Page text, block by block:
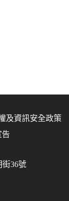
及資訊安全政策
告
街36號